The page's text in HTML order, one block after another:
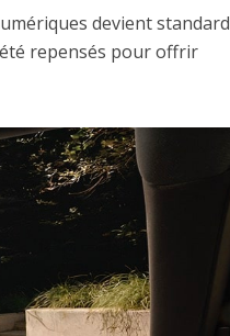
devient standard
repensés pour offrir